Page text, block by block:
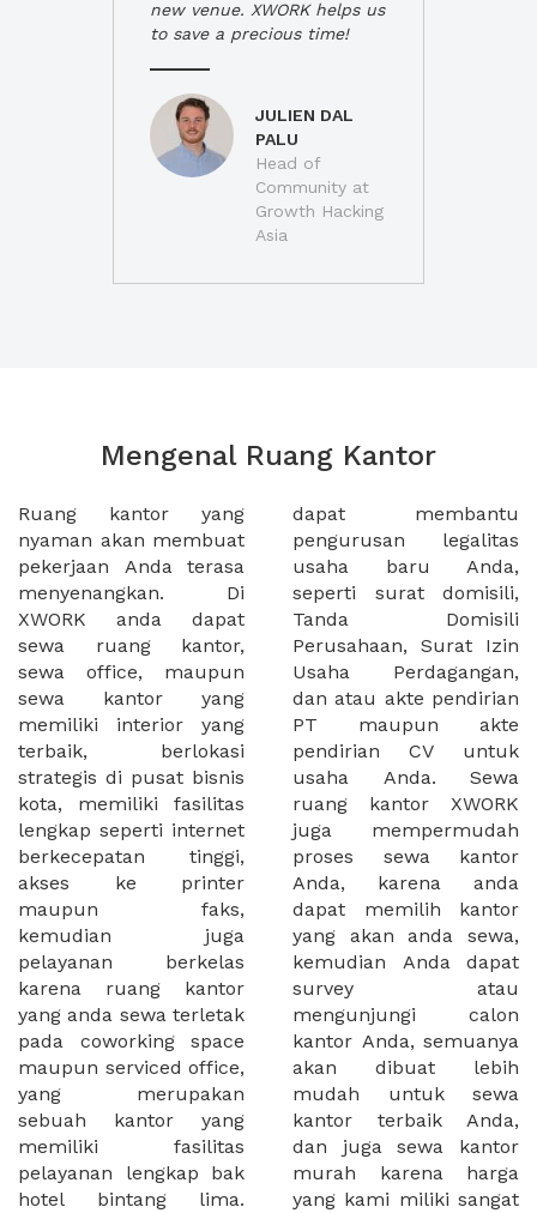
new venue. XWORK helps us
to save a precious time!
JULIEN DAL
PALU
Head of
Community at
Growth Hacking
Asia
Mengenal Ruang Kantor
Ruang kantor yang
nyaman akan membuat
pekerjaan Anda terasa
menyenangkan. Di
XWORK anda dapat
sewa ruang kantor,
sewa office, maupun
sewa kantor yang
memiliki interior yang
terbaik, berlokasi
strategis di pusat bisnis
kota, memiliki fasilitas
lengkap seperti internet
berkecepatan tinggi,
akses ke printer
maupun faks,
kemudian juga
pelayanan berkelas
karena ruang kantor
yang anda sewa terletak
pada coworking space
maupun serviced office,
yang merupakan
sebuah kantor yang
memiliki fasilitas
pelayanan lengkap bak
hotel bintang lima.
dapat membantu
pengurusan legalitas
usaha baru Anda,
seperti surat domisili,
Tanda Domisili
Perusahaan, Surat Izin
Usaha Perdagangan,
dan atau akte pendirian
PT maupun akte
pendirian CV untuk
usaha Anda. Sewa
ruang kantor XWORK
juga mempermudah
proses sewa kantor
Anda, karena anda
dapat memilih kantor
yang akan anda sewa,
kemudian Anda dapat
survey atau
mengunjungi calon
kantor Anda, semuanya
akan dibuat lebih
mudah untuk sewa
kantor terbaik Anda,
dan juga sewa kantor
murah karena harga
yang kami miliki sangat